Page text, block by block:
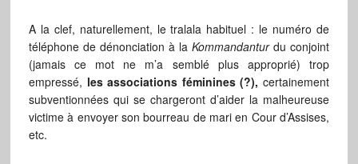
A la clef, naturellement, le tralala habituel : le numéro de
téléphone de dénonciation à laKommandanturdu conjoint
(jamais ce mot ne m’a semblé plus approprié) trop
empressé, les associations féminines (?),certainement
subventionnées qui se chargeront d’aider la malheureuse
victime à envoyer son bourreau de mari en Cour d’Assises,
etc.